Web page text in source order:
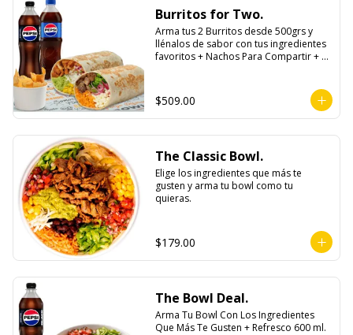
Burritos for Two.
Arma tus 2 Burritos desde 500grs y
llénalos de sabor con tus ingredientes
favoritos + Nachos Para Compartir + 2
$509.00
The Classic Bowl.
Elige los ingredientes que más te
gusten y arma tu bowl como tu
quieras.
$179.00
The Bowl Deal.
Arma Tu Bowl Con Los Ingredientes
Que Más Te Gusten + Refresco 600 ml.